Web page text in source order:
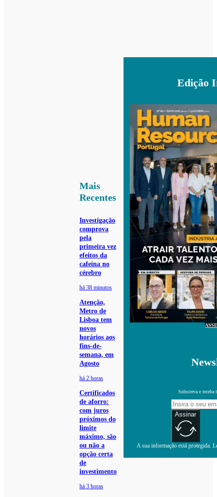
Mais
Recentes
Investigação
comprova
pela
primeira vez
efeitos da
cafeína no
cérebro
há 38 minutos
Atenção,
Metro de
Lisboa tem
novos
horários aos
fins-de-
semana, em
Agosto
há 2 horas
Certificados
de aforro:
com juros
próximos do
limite
máximo, são
ou não a
opção certa
de
investimento
há 3 horas
Edição
Subscreva e receba
Assinar
A sua informação está protegida.